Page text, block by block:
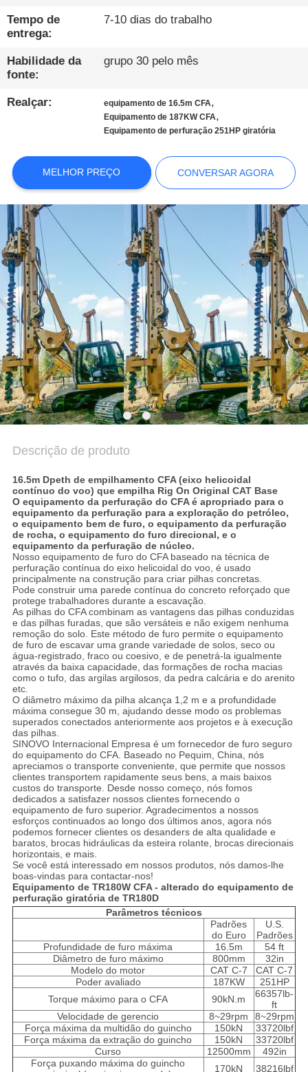
CONTACTE-
NOS
AGORA
COMPANY
NEWS
MAPA
DO
SITE
POLÍTICA
DE
PRIVACIDADE
Tempo de
entrega:
7-10 dias do trabalho
Habilidade da
fonte:
grupo 30 pelo mês
Realçar: equipamento de 16.5m CFA,
Equipamento de 187KW CFA,
Equipamento de perfuração 251HP giratória
MELHOR PREÇO CONVERSAR AGORA
Descrição de produto
16.5m Dpeth de empilhamento CFA (eixo helicoidal
contínuo do voo) que empilha Rig On Original CAT Base
O equipamento da perfuração do CFA é apropriado para o
equipamento da perfuração para a exploração do petróleo,
o equipamento bem de furo, o equipamento da perfuração
de rocha, o equipamento do furo direcional, e o
equipamento da perfuração de núcleo.
Nosso equipamento de furo do CFA baseado na técnica de
perfuração contínua do eixo helicoidal do voo, é usado
principalmente na construção para criar pilhas concretas.
Pode construir uma parede contínua do concreto reforçado que
protege trabalhadores durante a escavação.
As pilhas do CFA combinam as vantagens das pilhas conduzidas
e das pilhas furadas, que são versáteis e não exigem nenhuma
remoção do solo. Este método de furo permite o equipamento
de furo de escavar uma grande variedade de solos, seco ou
água-registrado, fraco ou coesivo, e de penetrá-la igualmente
através da baixa capacidade, das formações de rocha macias
como o tufo, das argilas argilosos, da pedra calcária e do arenito
etc.
O diâmetro máximo da pilha alcança 1,2 m e a profundidade
máxima consegue 30 m, ajudando desse modo os problemas
superados conectados anteriormente aos projetos e à execução
das pilhas.
SINOVO Internacional Empresa é um fornecedor de furo seguro
do equipamento do CFA. Baseado no Pequim, China, nós
apreciamos o transporte conveniente, que permite que nossos
clientes transportem rapidamente seus bens, a mais baixos
custos do transporte. Desde nosso começo, nós fomos
dedicados a satisfazer nossos clientes fornecendo o
equipamento de furo superior. Agradecimentos a nossos
esforços continuados ao longo dos últimos anos, agora nós
podemos fornecer clientes os desanders de alta qualidade e
baratos, brocas hidráulicas da esteira rolante, brocas direcionais
horizontais, e mais.
Se você está interessado em nossos produtos, nós damos-lhe
boas-vindas para contactar-nos!
Equipamento de TR180W CFA - alterado do equipamento de
perfuração giratória de TR180D
Parâmetros técnicos
Padrões
do Euro
U.S.
Padrões
Profundidade de furo máxima
16.5m
54 ft
Diâmetro de furo máximo
800mm
32in
Modelo do motor
CAT C-7
CAT C-7
Poder avaliado
187KW
251HP
Torque máximo para o CFA
90kN.m
66357lb-
ft
Velocidade de gerencio
8~29rpm
8~29rpm
Força máxima da multidão do guincho
150kN
33720lbf
Força máxima da extração do guincho
150kN
33720lbf
Curso
12500mm
492in
Força puxando máxima do guincho
170kN 38216lbf